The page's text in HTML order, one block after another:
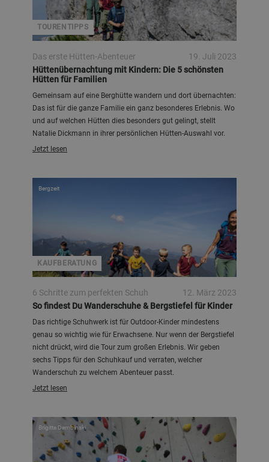
TOURENTIPPS
Das erste Hütten-Abenteuer
19. Juli 2023
Hüttenübernachtung mit Kindern: Die 5 schönsten
Hütten für Familien
Gemeinsam auf eine Berghütte wandern und dort übernachten:
Das ist für die ganze Familie ein ganz besonderes Erlebnis. Wo
und auf welchen Hütten dies besonders gut gelingt, stellt
Natalie Dickmann in ihrer persönlichen Hütten-Auswahl vor.
Jetzt lesen
KAUFBERATUNG
Bergzeit
6 Schritte zum perfekten Schuh
12. März 2023
So findest Du Wanderschuhe & Bergstiefel für Kinder
Das richtige Schuhwerk ist für Outdoor-Kinder mindestens
genau so wichtig wie für Erwachsene. Nur wenn der Bergstiefel
nicht drückt, wird die Tour zum großen Erlebnis. Wir geben
sechs Tipps für den Schuhkauf und verraten, welcher
Wanderschuh zu welchem Abenteuer passt.
Jetzt lesen
Brigitte Dembinski